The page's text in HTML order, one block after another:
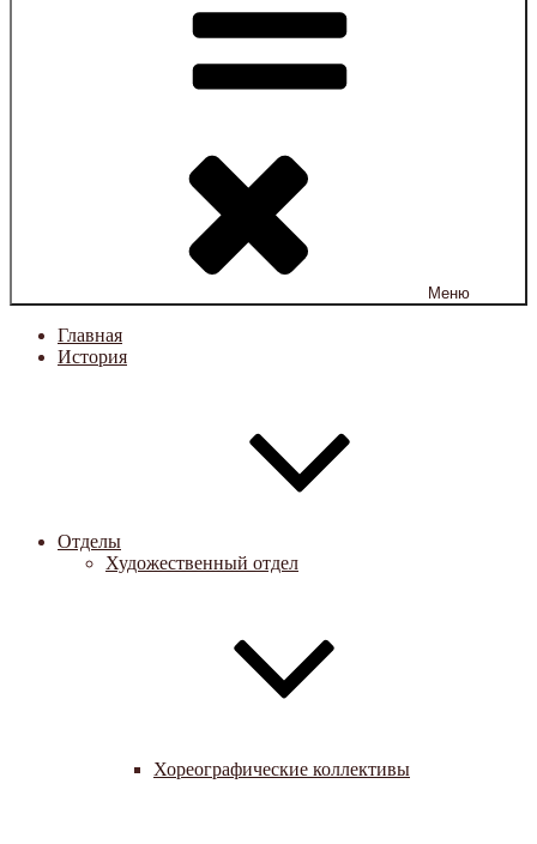
Меню
Главная
История
Отделы
Художественный отдел
Хореографические коллективы